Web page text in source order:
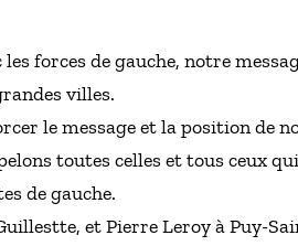
forces de gauche, notre
villes.
le message et la position de
toutes celles et tous ceux
de gauche.
et Pierre Leroy à Puy-